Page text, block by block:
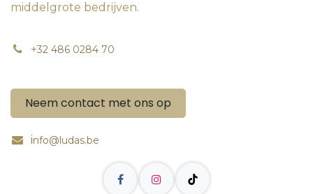
middelgrote bedrijven.
+32 486 0284 70
Neem contact met ons op
info@ludas.be